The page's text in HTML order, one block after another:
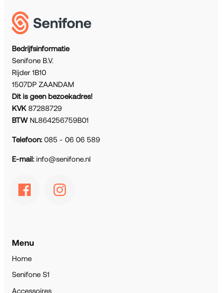
Bedrijfsinformatie
Senifone B.V.
Rijder 1B10
1507DP ZAANDAM
Dit is geen bezoekadres!
KVK 87288729
BTW NL864256759B01
Telefoon: 085 - 06 06 589
E-mail: info@senifone.nl
Menu
Home
Senifone S1
Accessoires